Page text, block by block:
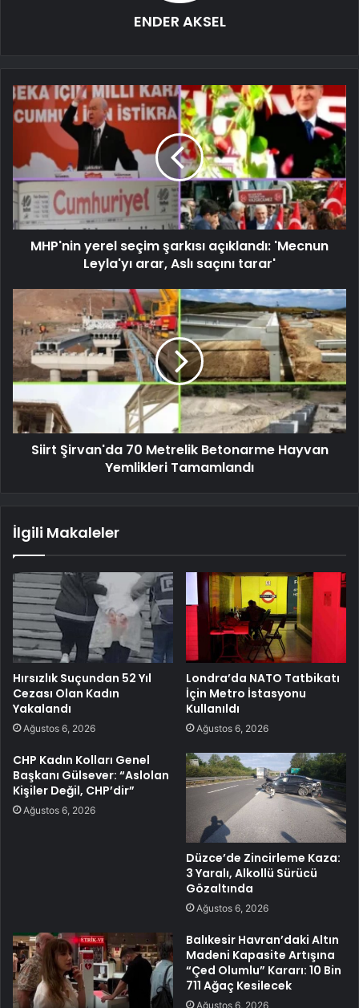
ENDER AKSEL
MHP'nin yerel seçim şarkısı açıklandı: 'Mecnun
Leyla'yı arar, Aslı saçını tarar'
Siirt Şirvan'da 70 Metrelik Betonarme Hayvan
Yemlikleri Tamamlandı
İlgili Makaleler
Hırsızlık Suçundan 52 Yıl
Cezası Olan Kadın
Yakalandı
Ağustos 6, 2026
Londra’da NATO Tatbikatı
İçin Metro İstasyonu
Kullanıldı
Ağustos 6, 2026
CHP Kadın Kolları Genel
Başkanı Gülsever: “Aslolan
Kişiler Değil, CHP’dir”
Ağustos 6, 2026
Düzce’de Zincirleme Kaza:
3 Yaralı, Alkollü Sürücü
Gözaltında
Ağustos 6, 2026
Balıkesir Havran’daki Altın
Madeni Kapasite Artışına
“Çed Olumlu” Kararı: 10 Bin
711 Ağaç Kesilecek
Ağustos 6, 2026